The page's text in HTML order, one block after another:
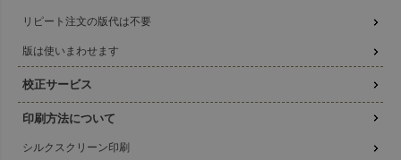
リピート注文の版代は不要
版は使いまわせます
校正サービス
印刷方法について
シルクスクリーン印刷